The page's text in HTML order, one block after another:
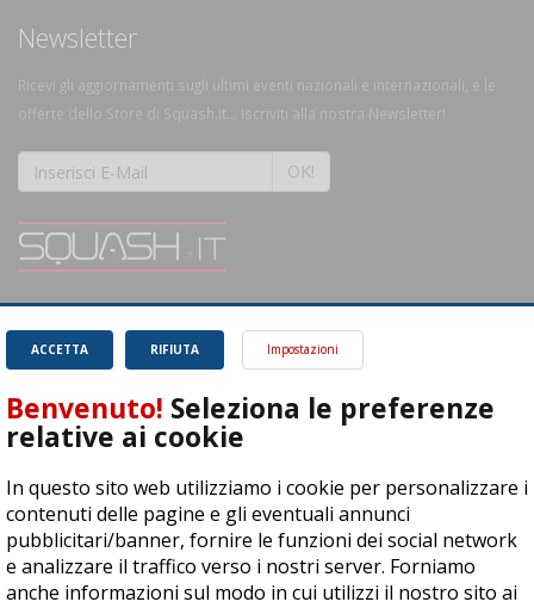
Newsletter
Ricevi gli aggiornamenti sugli ultimi eventi nazionali e internazionali, e le
offerte dello Store di Squash.it... Iscriviti alla nostra Newsletter!
OK!
magnifico sport.
Leggi
RIFIUTA
ACCETTA Impostazioni
Benvenuto! Seleziona le preferenze
relative ai cookie
In questo sito web utilizziamo i cookie per personalizzare i
contenuti delle pagine e gli eventuali annunci
pubblicitari/banner, fornire le funzioni dei social network
e analizzare il traffico verso i nostri server. Forniamo
anche informazioni sul modo in cui utilizzi il nostro sito ai
ASD Let's Sport - Via T. Olivelli 3, 25014 Castenedolo (BS) - P. Iva:
04278030988
© Copyright 2015 | All Rights Reserved - Powered byDynDevice
Privacy Policy Cookie Policy Accessibilità Sitemap